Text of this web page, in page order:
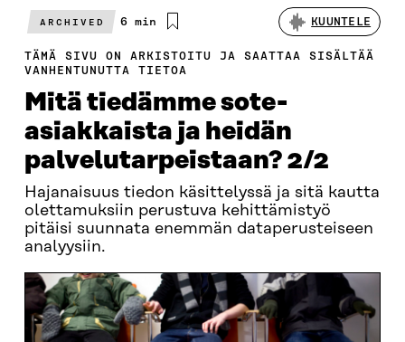
ARCHIVED
Arvioitu
6 min KUUNTELE
TÄMÄ SIVU ON ARKISTOITU JA SAATTAA SISÄLTÄÄ
VANHENTUNUTTA TIETOA
Mitä tiedämme sote-
asiakkaista ja heidän
palvelutarpeistaan? 2/2
Hajanaisuus tiedon käsittelyssä ja sitä kautta
olettamuksiin perustuva kehittämistyö
pitäisi suunnata enemmän dataperusteiseen
analyysiin.